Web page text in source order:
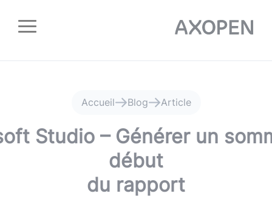
Accueil Blog Article
Studio – Générer un
début
du rapport